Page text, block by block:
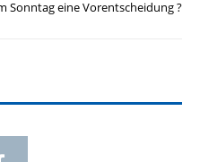
Sonntag eine Vorentscheidung ?